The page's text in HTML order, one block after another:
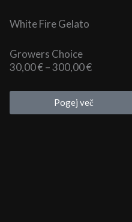
White Fire Gelato
Growers Choice
30,00€–300,00€Cenovni
od
30,00 €
Pogej več